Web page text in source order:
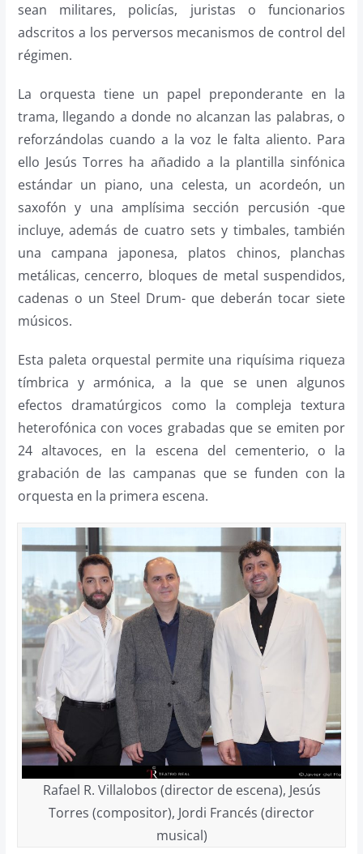
sean militares, policías, juristas o funcionarios
adscritos a los perversos mecanismos de control del
régimen.
La orquesta tiene un papel preponderante en la
trama, llegando a donde no alcanzan las palabras, o
reforzándolas cuando a la voz le falta aliento. Para
ello Jesús Torres ha añadido a la plantilla sinfónica
estándar un piano, una celesta, un acordeón, un
saxofón y una amplísima sección percusión -que
incluye, además de cuatro sets y timbales, también
una campana japonesa, platos chinos, planchas
metálicas, cencerro, bloques de metal suspendidos,
cadenas o un Steel Drum- que deberán tocar siete
músicos.
Esta paleta orquestal permite una riquísima riqueza
tímbrica y armónica, a la que se unen algunos
efectos dramatúrgicos como la compleja textura
heterofónica con voces grabadas que se emiten por
24 altavoces, en la escena del cementerio, o la
grabación de las campanas que se funden con la
orquesta en la primera escena.
Rafael R. Villalobos (director de escena), Jesús
Torres (compositor), Jordi Francés (director
musical)